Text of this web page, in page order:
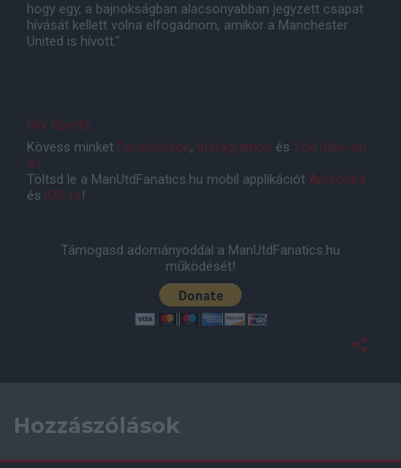
hogy egy, a bajnokságban alacsonyabban jegyzett csapat
hívását kellett volna elfogadnom, amikor a Manchester
United is hívott."
Sky Sports
Kövess minket Facebookon, Instagramon és YouTube-on
is!
Töltsd le a ManUtdFanatics.hu mobil applikációt Androidra
és iOS-re!
Támogasd adományoddal a ManUtdFanatics.hu
működését!
Hozzászólások